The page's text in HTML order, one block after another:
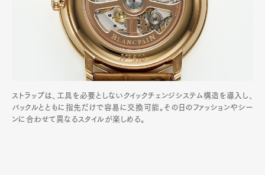
ストラップは、工具を必要としないクイックチェンジシステム構造を導入し、
バックルとともに指先だけで容易に交換可能。その日のファッションやシー
ンに合わせて異なるスタイルが楽しめる。